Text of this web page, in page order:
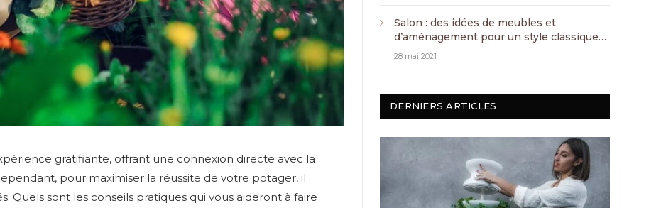
gratifiante, offrant une connexion directe avec la
pour maximiser la réussite de votre potager, il
Quels sont les conseils pratiques qui vous aideront à faire
Salon : des idées de meubles et
d’aménagement pour un style classique
chic
28 mai 2021
DERNIERS ARTICLES